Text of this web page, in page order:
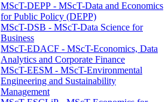
MScT-DEPP - MScT-Data and Economics
for Public Policy (DEPP)
MScT-DSB - MScT-Data Science for
Business
MScT-EDACF - MScT-Economics, Data
Analytics and Corporate Finance
MScT-EESM - MScT-Environmental
Engineering and Sustainability
Management